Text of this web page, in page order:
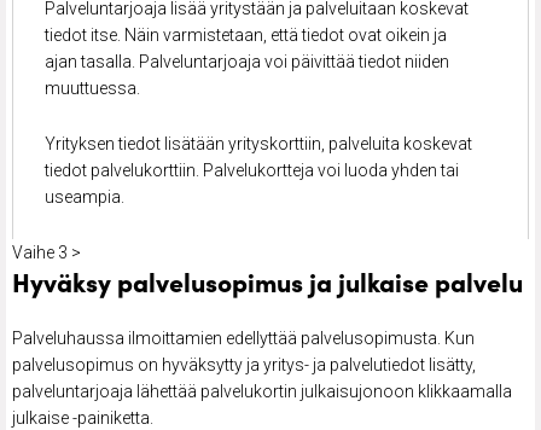
Palveluntarjoaja lisää yritystään ja palveluitaan koskevat
tiedot itse. Näin varmistetaan, että tiedot ovat oikein ja
ajan tasalla. Palveluntarjoaja voi päivittää tiedot niiden
muuttuessa.
Yrityksen tiedot lisätään yrityskorttiin, palveluita koskevat
tiedot palvelukorttiin. Palvelukortteja voi luoda yhden tai
useampia.
Vaihe 3 >
Hyväksy palvelusopimus ja julkaise palvelu
Palveluhaussa ilmoittamien edellyttää palvelusopimusta. Kun
palvelusopimus on hyväksytty ja yritys- ja palvelutiedot lisätty,
palveluntarjoaja lähettää palvelukortin julkaisujonoon klikkaamalla
julkaise -painiketta. ​